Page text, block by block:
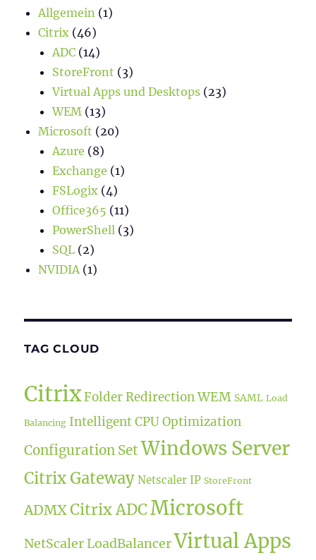
Allgemein (1)
Citrix (46)
ADC (14)
StoreFront (3)
Virtual Apps und Desktops (23)
WEM (13)
Microsoft (20)
Azure (8)
Exchange (1)
FSLogix (4)
Office365 (11)
PowerShell (3)
SQL (2)
NVIDIA(1)
TAG CLOUD
CitrixFolder Redirection WEM SAML Load
Balancing Intelligent CPU Optimization
Configuration Set Windows Server
Citrix Gateway Netscaler IP StoreFront
ADMXCitrix ADC Microsoft
NetScaler LoadBalancerVirtual Apps